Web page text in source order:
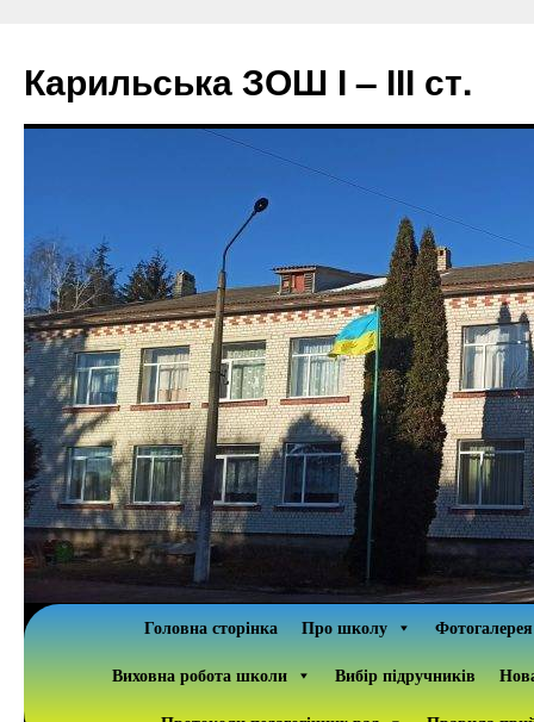
вмісту
Карильська ЗОШ І – ІІІ ст.
Головна сторінка Про школу
Фотогалерея
Виховна робота школи
Вибір підручників